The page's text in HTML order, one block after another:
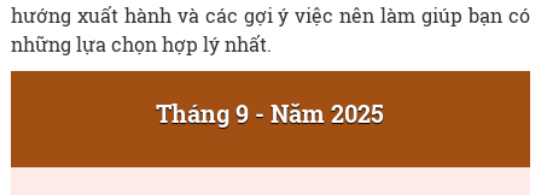
hướng xuất hành và các gợi ý việc nên làm giúp bạn có
những lựa chọn hợp lý nhất.
Tháng 9 - Năm 2025